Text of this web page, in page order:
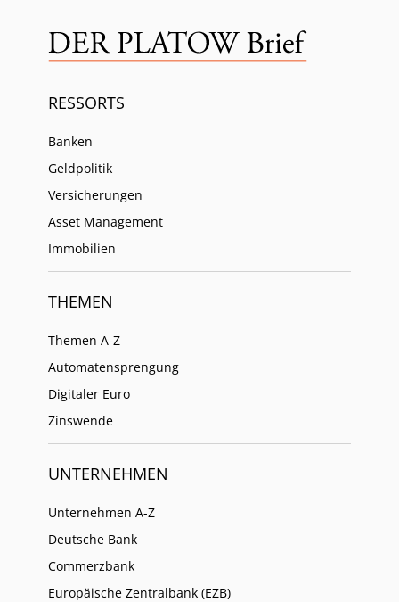
RESSORTS
Banken
Geldpolitik
Versicherungen
Asset Management
Immobilien
THEMEN
Themen A-Z
Automatensprengung
Digitaler Euro
Zinswende
UNTERNEHMEN
Unternehmen A-Z
Deutsche Bank
Commerzbank
Europäische Zentralbank (EZB)